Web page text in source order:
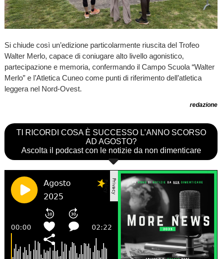
Si chiude così un’edizione particolarmente riuscita del Trofeo
Walter Merlo, capace di coniugare alto livello agonistico,
partecipazione e memoria, confermando il Campo Scuola “Walter
Merlo” e l’Atletica Cuneo come punti di riferimento dell’atletica
leggera nel Nord-Ovest.
redazione
TI RICORDI COSA È SUCCESSO L’ANNO SCORSO
AD AGOSTO?
Ascolta il podcast con le notizie da non dimenticare